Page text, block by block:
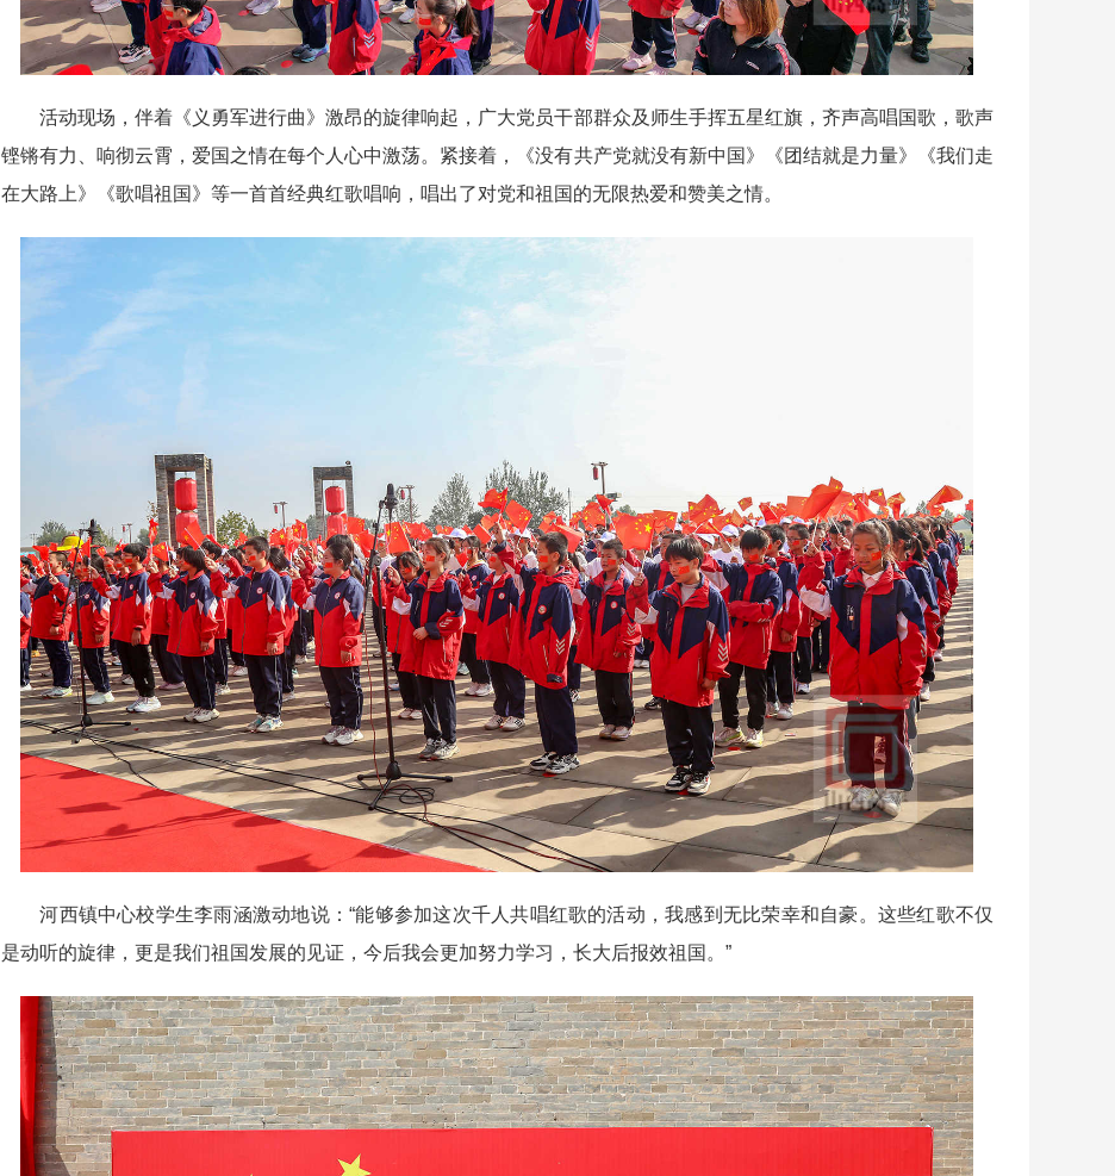
活动现场，伴着《义勇军进行曲》激昂的旋律响起，广大党员干部群众及师生手挥五星红旗，齐声高唱国歌，歌声
铿锵有力、响彻云霄，爱国之情在每个人心中激荡。紧接着，《没有共产党就没有新中国》《团结就是力量》《我们走
在大路上》《歌唱祖国》等一首首经典红歌唱响，唱出了对党和祖国的无限热爱和赞美之情。
河西镇中心校学生李雨涵激动地说：“能够参加这次千人共唱红歌的活动，我感到无比荣幸和自豪。这些红歌不仅
是动听的旋律，更是我们祖国发展的见证，今后我会更加努力学习，长大后报效祖国。”